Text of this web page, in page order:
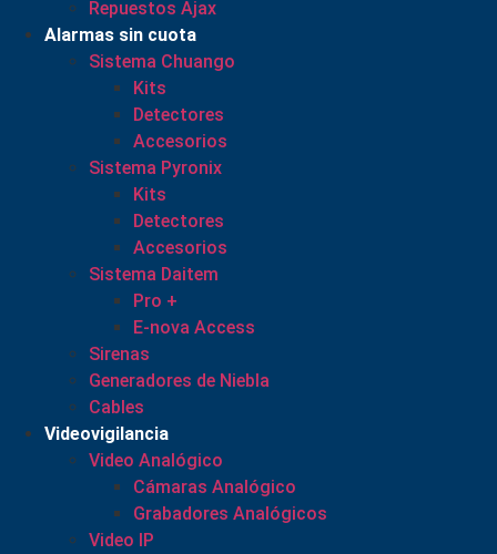
Repuestos Ajax
Alarmas sin cuota
Sistema Chuango
Kits
Detectores
Accesorios
Sistema Pyronix
Kits
Detectores
Accesorios
Sistema Daitem
Pro +
E-nova Access
Sirenas
Generadores de Niebla
Cables
Videovigilancia
Video Analógico
Cámaras Analógico
Grabadores Analógicos
Video IP